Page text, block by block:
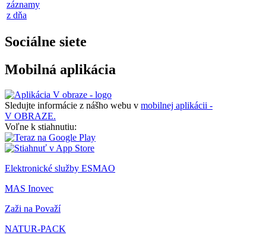
záznamy
z dňa
Sociálne siete
Mobilná aplikácia
Sledujte informácie z nášho webu v mobilnej aplikácii -
V OBRAZE.
Voľne k stiahnutiu:
Elektronické služby ESMAO
MAS Inovec
Zaži na Považí
NATUR-PACK